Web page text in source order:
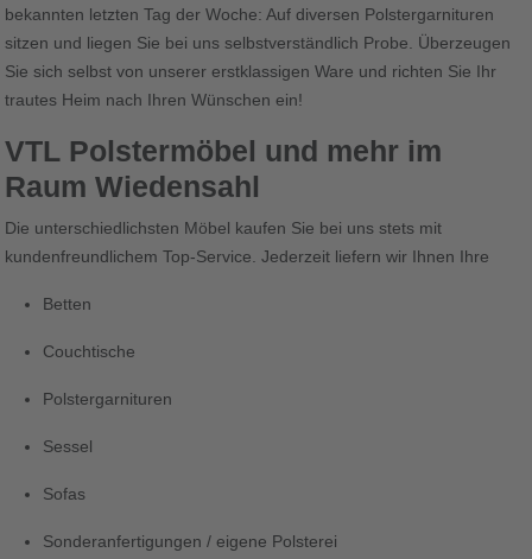
bekannten letzten Tag der Woche: Auf diversen Polstergarnituren
sitzen und liegen Sie bei uns selbstverständlich Probe. Überzeugen
Sie sich selbst von unserer erstklassigen Ware und richten Sie Ihr
trautes Heim nach Ihren Wünschen ein!
VTL Polstermöbel und mehr im
Raum Wiedensahl
Die unterschiedlichsten Möbel kaufen Sie bei uns stets mit
kundenfreundlichem Top-Service. Jederzeit liefern wir Ihnen Ihre
Betten
Couchtische
Polstergarnituren
Sessel
Sofas
Sonderanfertigungen / eigene Polsterei